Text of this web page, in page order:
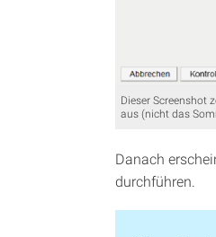
Dieser Screenshot
aus (nicht das
Danach
durchführen.